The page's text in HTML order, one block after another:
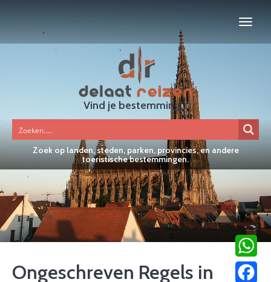
Vind je bestemming...
Zoek op landen, steden, parken, provincies, en andere
toeristische bestemmingen.
Ongeschreven Regels in